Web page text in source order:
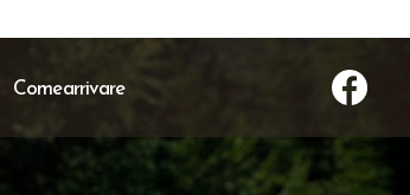
Come arrivare